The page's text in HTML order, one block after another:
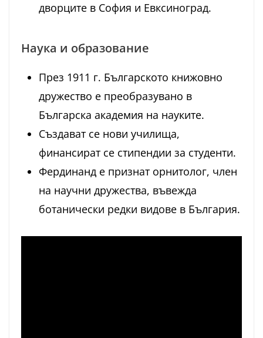
дворците в София и Евксиноград.
Наука и образование
През 1911 г. Българското книжовно
дружество е преобразувано в
Българска академия на науките.
Създават се нови училища,
финансират се стипендии за студенти.
Фердинанд е признат орнитолог, член
на научни дружества, въвежда
ботанически редки видове в България.